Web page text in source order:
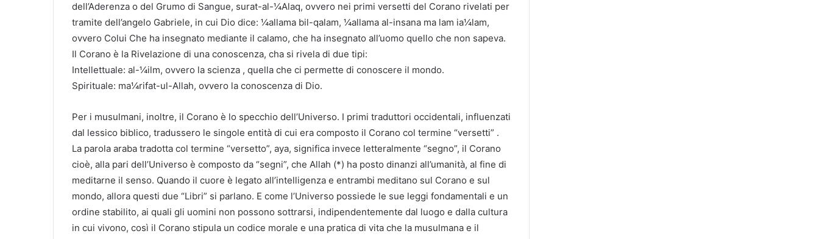
dell’Aderenza o del Grumo di Sangue, surat-al-¼Alaq, ovvero nei primi versetti del Corano rivelati per
tramite dell’angelo Gabriele, in cui Dio dice: ¼allama bil-qalam, ¼allama al-insana ma lam ia¼lam,
ovvero Colui Che ha insegnato mediante il calamo, che ha insegnato all’uomo quello che non sapeva.
Il Corano è la Rivelazione di una conoscenza, cha si rivela di due tipi:
Intellettuale: al-¼ilm, ovvero la scienza , quella che ci permette di conoscere il mondo.
Spirituale: ma¼rifat-ul-Allah, ovvero la conoscenza di Dio.
Per i musulmani, inoltre, il Corano è lo specchio dell’Universo. I primi traduttori occidentali, influenzati
dal lessico biblico, tradussero le singole entità di cui era composto il Corano col termine “versetti” .
La parola araba tradotta col termine “versetto”, aya, significa invece letteralmente “segno”, il Corano
cioè, alla pari dell’Universo è composto da “segni”, che Allah (*) ha posto dinanzi all’umanità, al fine di
meditarne il senso. Quando il cuore è legato all’intelligenza e entrambi meditano sul Corano e sul
mondo, allora questi due “Libri” si parlano. E come l’Universo possiede le sue leggi fondamentali e un
ordine stabilito, ai quali gli uomini non possono sottrarsi, indipendentemente dal luogo e dalla cultura
in cui vivono, così il Corano stipula un codice morale e una pratica di vita che la musulmana e il